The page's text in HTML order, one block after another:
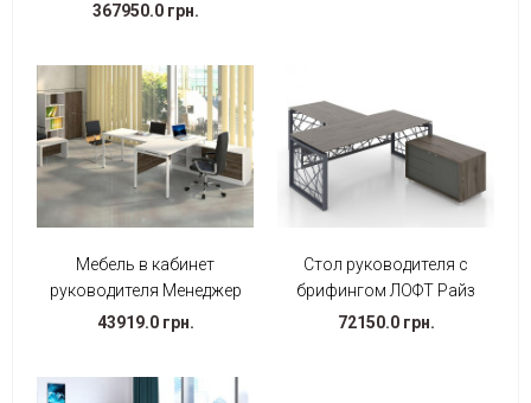
367950.0 грн.
Мебель в кабинет
руководителя Менеджер
43919.0 грн.
Стол руководителя с
брифингом ЛОФТ Райз
72150.0 грн.